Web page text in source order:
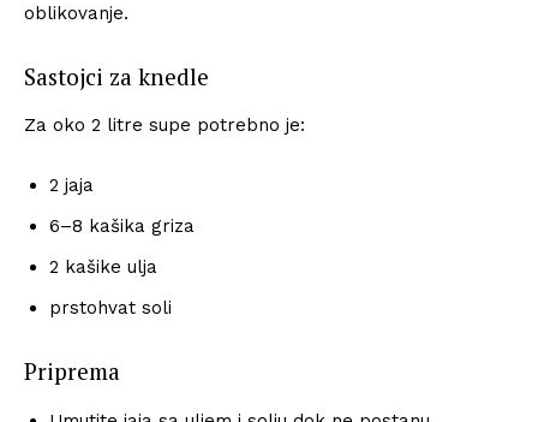
oblikovanje.
Sastojci za knedle
Za oko 2 litre supe potrebno je:
2 jaja
6–8 kašika griza
2 kašike ulja
prstohvat soli
Priprema